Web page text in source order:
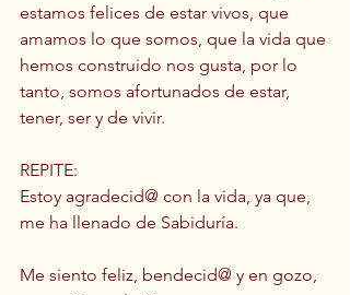
estamos felices de estar vivos, que
amamos lo que somos, que la vida que
hemos construido nos gusta, por lo
tanto, somos afortunados de estar,
tener, ser y de vivir.
REPITE:
Estoy agradecid@ con la vida, ya que,
me ha llenado de Sabiduría.
Me siento feliz, bendecid@ y en gozo,